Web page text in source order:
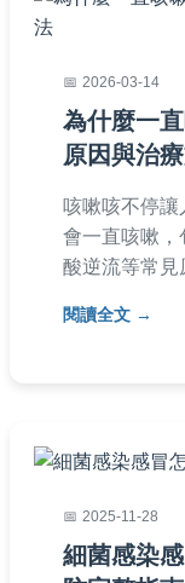
2026-03-14
為什麼一
原因與治
咳嗽咳不停
會一直咳嗽，
酸逆流等常見
何輔助緩解症
閱讀全文
2025-11-28
細菌感染